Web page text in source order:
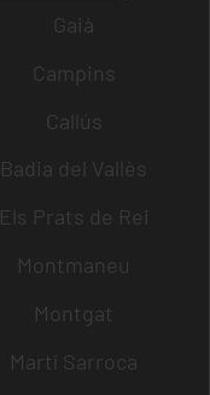
Gaià
Campins
Callús
Badia del Vallès
Els Prats de Rei
Montmaneu
Montgat
Martí Sarroca